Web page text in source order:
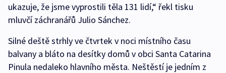
ukazuje, že jsme vyprostili těla 131 lidí,“ řekl tisku
mluvčí záchranářů Julio Sánchez.
Silné deště strhly ve čtvrtek v noci místního času
balvany a bláto na desítky domů v obci Santa Catarina
Pinula nedaleko hlavního města. Neštěstí je jedním z